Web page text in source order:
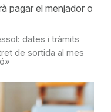
pagar el menjador o
dates i tràmits
de sortida al mes